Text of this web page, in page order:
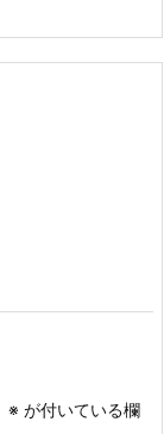
※ が付いている欄